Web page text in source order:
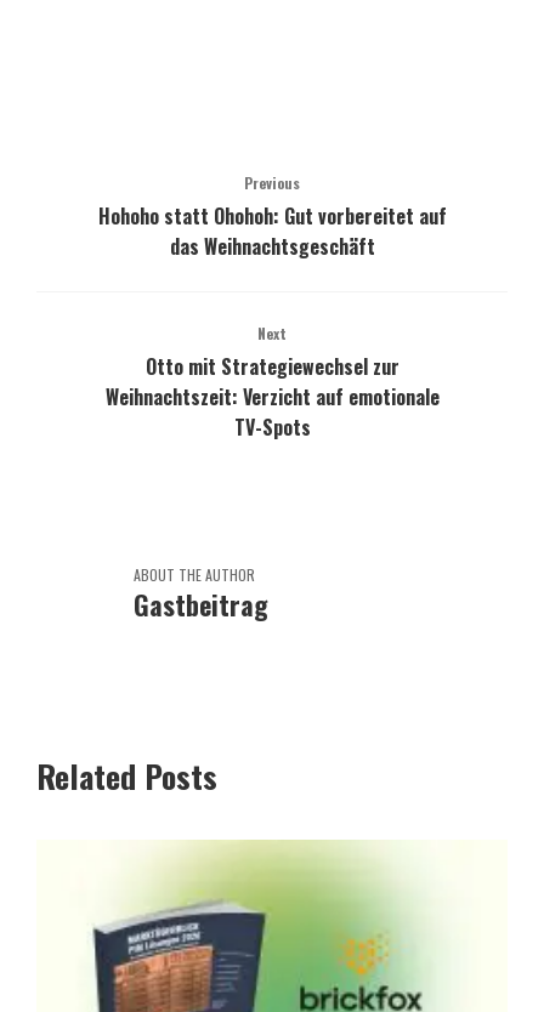
Previous
Hohoho statt Ohohoh: Gut vorbereitet auf
das Weihnachtsgeschäft
Next
Otto mit Strategiewechsel zur
Weihnachtszeit: Verzicht auf emotionale
TV-Spots
ABOUT THE AUTHOR
Gastbeitrag
Related Posts